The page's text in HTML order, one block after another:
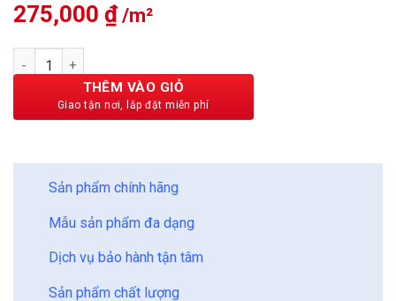
Giá
gốc
là:
290,000 ₫.
275,000 ₫
275,000 ₫.
Sàn Gỗ Camsan 8mm MS714-8 số lượng
THÊM VÀO GIỎ
Sản phẩm chính hãng
Mẫu sản phẩm đa dạng
Dịch vụ bảo hành tận tâm
Sản phẩm chất lượng